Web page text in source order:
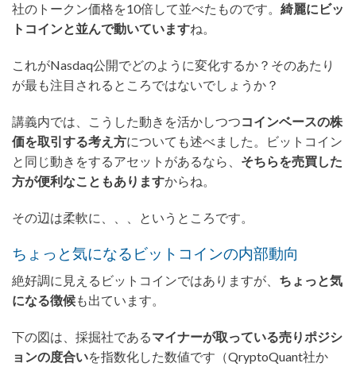
社のトークン価格を10倍して並べたものです。 綺麗にビッ
トコインと並んで動いていますね。
これがNasdaq公開でどのように変化するか？そのあたり
が最も注目されるところではないでしょうか？
講義内では、こうした動きを活かしつつコインベースの株
価を取引する考え方についても述べました。ビットコイン
と同じ動きをするアセットがあるなら、 そちらを売買した
方が便利なこともありますからね。
その辺は柔軟に、、、というところです。
ちょっと気になるビットコインの内部動向
絶好調に見えるビットコインではありますが、 ちょっと気
になる徴候も出ています。
下の図は、採掘社であるマイナーが取っている売りポジシ
ョンの度合いを指数化した数値です（QryptoQuant社か